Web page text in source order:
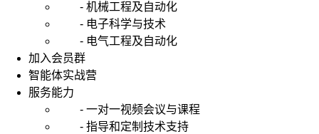
- 机械工程及自动化
- 电子科学与技术
- 电气工程及自动化
加入会员群
智能体实战营
服务能力
- 一对一视频会议与课程
- 指导和定制技术支持